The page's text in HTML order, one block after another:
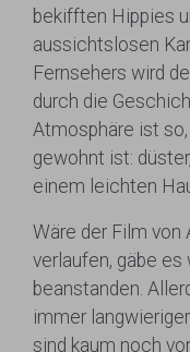
bekifften Hippies
aussichtslosen
Fernsehers wird
durch die
Atmosphäre ist
gewohnt ist:
einem leichten
Wäre der Film von
verlaufen, gäbe
beanstanden.
immer
sind kaum noch